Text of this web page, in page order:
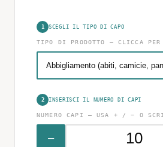
1 SCEGLI IL TIPO DI CAPO
TIPO DI PRODOTTO — CLICCA PER
2 INSERISCI IL NUMERO DI CAPI
NUMERO CAPI — USA + / − O
−